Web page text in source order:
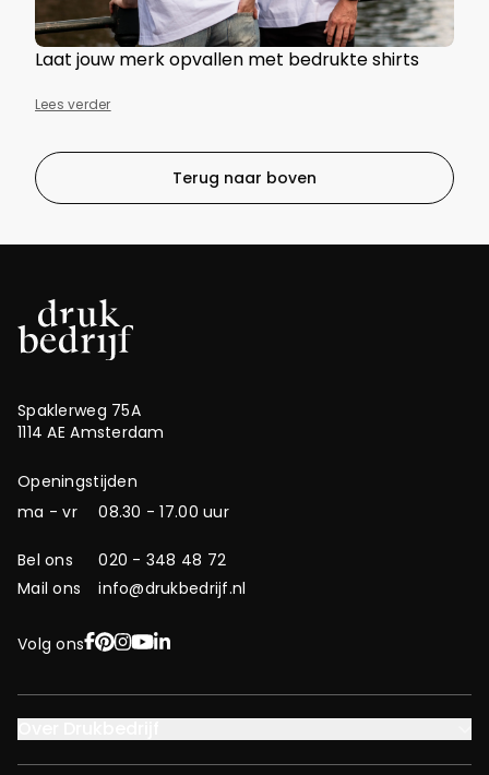
Laat jouw merk opvallen met bedrukte shirts
Lees verder
Terug naar boven
Spaklerweg 75A
1114 AE Amsterdam
Openingstijden
ma - vr
08.30 - 17.00 uur
Bel ons
020 - 348 48 72
Mail ons
info@drukbedrijf.nl
Volg onsFacebook
Pinterest
Instagram
YouTube
LinkedIn